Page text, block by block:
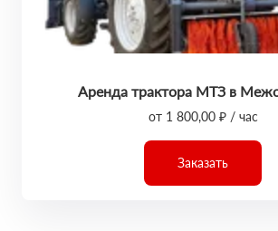
Аренда трактора МТЗ в
от 1 800,00 ₽ / час
Заказать